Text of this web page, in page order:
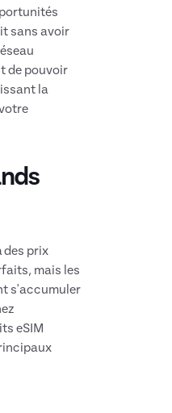
sans avoir
de pouvoir
la
des prix
mais les
s'accumuler
eSIM